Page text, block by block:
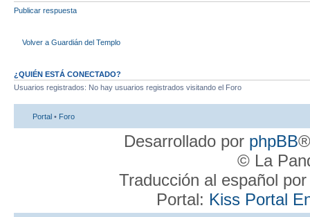
Publicar respuesta
Volver a Guardián del Templo
¿QUIÉN ESTÁ CONECTADO?
Usuarios registrados: No hay usuarios registrados visitando el Foro
Portal • Foro
Desarrollado por phpBB
© La
Traducción al español
Portal: Kiss Portal